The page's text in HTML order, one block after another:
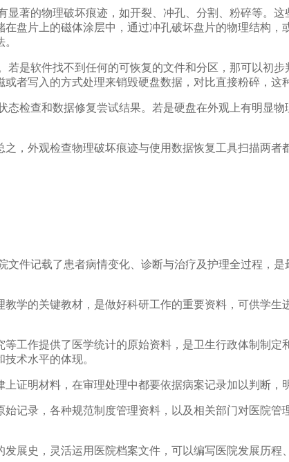
著的物理破坏痕迹，如开裂、冲孔、分割、粉碎等。
盘片上的磁体涂层中，通过冲孔破坏盘片的物理结构
若是软件找不到任何的可恢复的文件和分区，那可以初
者写入的方式处理来销毁硬盘数据，对比直接粉碎，这
检查和数据修复尝试结果。若是硬盘在外观上有明显
，外观检查物理破坏痕迹与使用数据恢复工具扫描两
文件记载了患者病情变化、诊断与治疗及护理全过程，
学的关键教材，是做好科研工作的重要资料，可供学
工作提供了医学统计的原始资料，是卫生行政体制制
术水平的体现。
证明材料，在审理处理中都要依据病案记录加以判断，
记录，各种规范制度管理资料，以及相关部门对医院
展史，灵活运用医院档案文件，可以编写医院发展历程